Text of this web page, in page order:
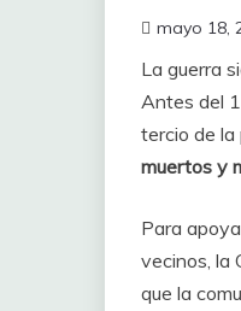
mayo 18,
La guerra
Antes del
tercio de la
muertos y
Para
vecinos, la
que la